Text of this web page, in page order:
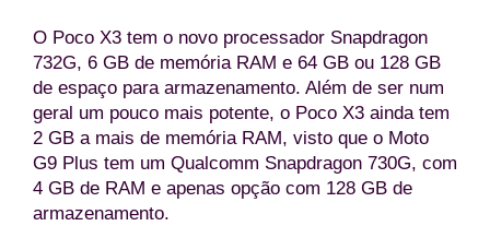
O Poco X3 tem o novo processador Snapdragon
732G, 6 GB de memória RAM e 64 GB ou 128 GB
de espaço para armazenamento. Além de ser num
geral um pouco mais potente, o Poco X3 ainda tem
2 GB a mais de memória RAM, visto que o Moto
G9 Plus tem um Qualcomm Snapdragon 730G, com
4 GB de RAM e apenas opção com 128 GB de
armazenamento.